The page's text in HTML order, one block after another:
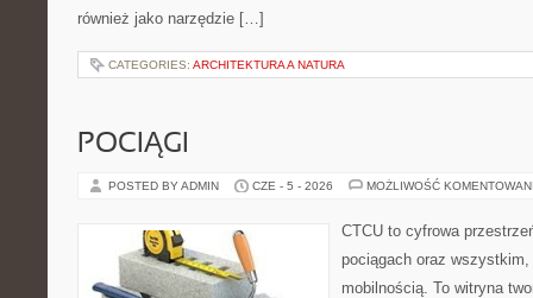
również jako narzędzie […]
CATEGORIES: ARCHITEKTURA A NATURA
POCIĄGI
POSTED BY ADMIN CZE - 5 - 2026 MOŻLIWOŚĆ
CTCU to cyfrowa
pociągach oraz
mobilnością. To witryna